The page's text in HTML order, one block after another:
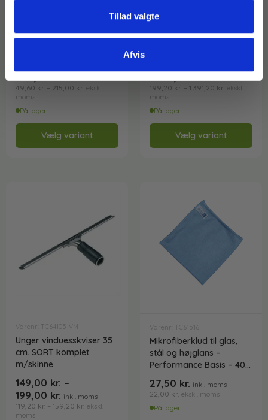
Tillad valgte
Afvis
Vinduessæbe – Inden- og
49,60 kr. – 215,00 kr.
moms
På lager
Vælg variant
Varenr: TC651310-VM
Teleskopstang – Unger
199,20 kr. – 1.391,20 kr. ekskl.
moms
På lager
Vælg variant
Varenr: TC64105-VM
Unger vinduesskviser 35
cm. SORT komplet
m/skinne
149,00 kr. –
199,00 kr. inkl. moms
119,20 kr. – 159,20 kr. ekskl.
moms
Varenr: TC61516
Mikrofiberklud til glas,
stål og højglans –
Performance Basis – 40 x
27,50 kr. inkl. moms
22,00 kr. ekskl. moms
På lager